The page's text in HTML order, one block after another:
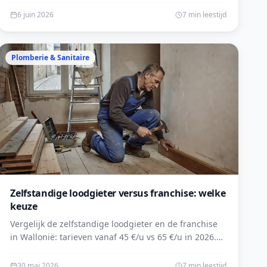
6 juin 2026 7 min leestijd
Plomberie & Sanitaire
Zelfstandige loodgieter versus franchise: welke
keuze
Vergelijk de zelfstandige loodgieter en de franchise
in Wallonië: tarieven vanaf 45 €/u vs 65 €/u in 2026.
gratis offerte aan.